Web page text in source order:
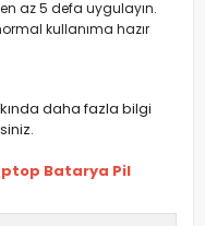
az 5 defa uygulayın.
kullanıma hazır
daha fazla bilgi
Batarya Pil